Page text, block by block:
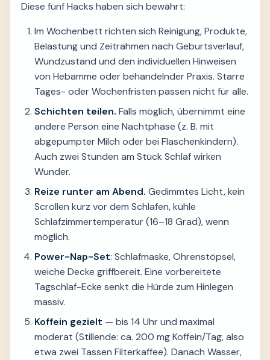
Diese fünf Hacks haben sich bewährt:
Im Wochenbett richten sich Reinigung, Produkte,
Belastung und Zeitrahmen nach Geburtsverlauf,
Wundzustand und den individuellen Hinweisen
von Hebamme oder behandelnder Praxis. Starre
Tages- oder Wochenfristen passen nicht für alle.
Schichten teilen. Falls möglich, übernimmt eine
andere Person eine Nachtphase (z. B. mit
abgepumpter Milch oder bei Flaschenkindern).
Auch zwei Stunden am Stück Schlaf wirken
Wunder.
Reize runter am Abend. Gedimmtes Licht, kein
Scrollen kurz vor dem Schlafen, kühle
Schlafzimmertemperatur (16–18 Grad), wenn
möglich.
Power-Nap-Set: Schlafmaske, Ohrenstöpsel,
weiche Decke griffbereit. Eine vorbereitete
Tagschlaf-Ecke senkt die Hürde zum Hinlegen
massiv.
Koffein gezielt — bis 14 Uhr und maximal
moderat (Stillende: ca. 200 mg Koffein/Tag, also
etwa zwei Tassen Filterkaffee). Danach Wasser,